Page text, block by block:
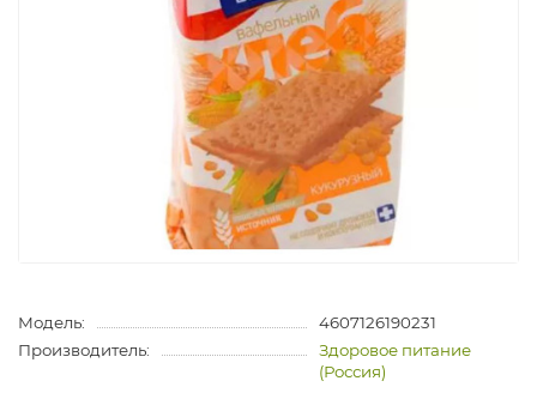
Модель:
4607126190231
Производитель:
Здоровое питание
(Россия)